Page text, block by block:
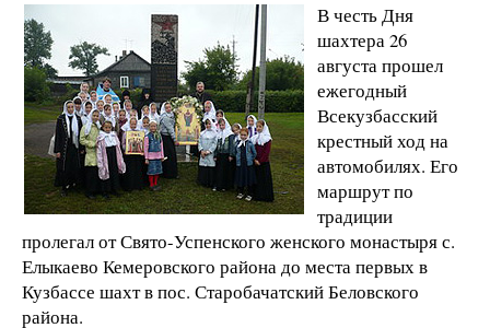
В честь Дня
шахтера 26
августа прошел
ежегодный
Всекузбасский
крестный ход на
автомобилях. Его
маршрут по
традиции
пролегал от Свято-Успенского женского монастыря с.
Елыкаево Кемеровского района до места первых в
Кузбассе шахт в пос. Старобачатский Беловского
района.